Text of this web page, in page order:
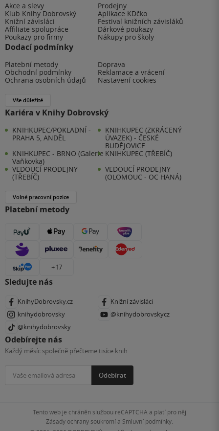
Akce a slevy
Prodejny
Klub Knihy Dobrovský
Aplikace KDčko
Knižní závisláci
Festival knižních závisláků
Affiliate spolupráce
Dárkové poukazy
Poukazy pro firmy
Nákupy pro školy
Dodací podmínky
Platební metody
Doprava
Obchodní podmínky
Reklamace a vrácení
Ochrana osobních údajů
Nastavení cookies
Vše důležité
Kariéra v Knihy Dobrovský
KNIHKUPEC/POKLADNÍ -
PRAHA 5, ANDĚL
KNIHKUPEC (ZKRÁCENÝ
ÚVAZEK) - ČESKÉ
BUDĚJOVICE
KNIHKUPEC - BRNO (Galerie
Vaňkovka)
KNIHKUPEC (TŘEBÍČ)
VEDOUCÍ PRODEJNY
(TŘEBÍČ)
VEDOUCÍ PRODEJNY
(OLOMOUC - OC HANÁ)
Volné pracovní pozice
Platební metody
+ 17
Sledujte nás
KnihyDobrovsky.cz
Knižní závisláci
knihydobrovsky
@knihydobrovskycz
@knihydobrovsky
Odebírejte nás
Každý měsíc společně přečteme tisíce knih
Odebírat
Tento web je chráněn službou reCAPTCHA a platí pro něj
Zásady ochrany soukromía Smluvní podmínky